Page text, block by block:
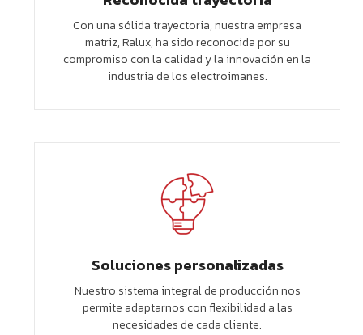
Con una sólida trayectoria, nuestra empresa
matriz, Ralux, ha sido reconocida por su
compromiso con la calidad y la innovación en la
industria de los electroimanes.
Soluciones personalizadas
Nuestro sistema integral de producción nos
permite adaptarnos con flexibilidad a las
necesidades de cada cliente.